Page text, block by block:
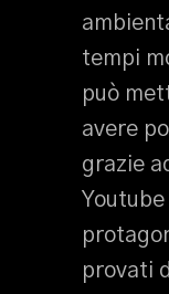
tempi
può
avere
grazie
provati